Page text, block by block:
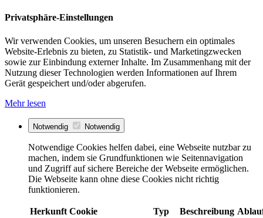
Privatsphäre-Einstellungen
Wir verwenden Cookies, um unseren Besuchern ein optimales
Website-Erlebnis zu bieten, zu Statistik- und Marketingzwecken
sowie zur Einbindung externer Inhalte. Im Zusammenhang mit der
Nutzung dieser Technologien werden Informationen auf Ihrem
Gerät gespeichert und/oder abgerufen.
Mehr lesen
Notwendig Notwendig
Notwendige Cookies helfen dabei, eine Webseite nutzbar zu
machen, indem sie Grundfunktionen wie Seitennavigation
und Zugriff auf sichere Bereiche der Webseite ermöglichen.
Die Webseite kann ohne diese Cookies nicht richtig
funktionieren.
Herkunft Cookie Typ Beschreibung